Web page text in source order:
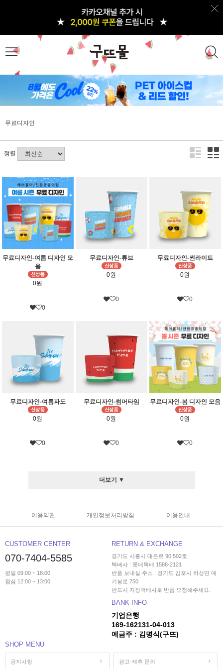
무료디자인
정렬
무료디자인-여름 디자인 모
음
0원
0
무료디자인-튜브
0원
0
무료디자인-썬라이트
0원
0
무료디자인-여름파도
0원
0
무료디자인-썸머타임
0원
0
무료디자인-봄 디자인 모음
0원
0
더보기 ▼
이용약관 개인정보처리방침 이용안내
CUSTOMER CENTER
070-7404-5585
평일 09:00 ~ 18:00
점심 12:00 ~ 13:00
RETURN & EXCHANGE
경기도 시흥시 대은로 90 502호
택배사 : 롯데택배 1588-2121
반품 보내실 주소 : 경기도 김포시 하성면 애
기봉로 750
반드시 지정택배사로 반품 요청해주세요.
BANK INFO
기업은행
169-162131-04-013
예금주 : 김명식(구뜨)
SHOP MENU
공지사항 광고·제휴 문의